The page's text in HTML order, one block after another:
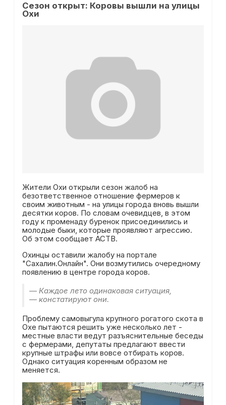
Сезон открыт: Коровы вышли на улицы
Охи
Жители Охи открыли сезон жалоб на
безответственное отношение фермеров к
своим животным - на улицы города вновь вышли
десятки коров. По словам очевидцев, в этом
году к променаду буренок присоединились и
молодые быки, которые проявляют агрессию.
Об этом сообщает АСТВ.
Охинцы оставили жалобу на портале
"Сахалин.Онлайн". Они возмутились очередному
появлению в центре города коров.
— Каждое лето одинаковая ситуация,
— констатируют они.
Проблему самовыгула крупного рогатого скота в
Охе пытаются решить уже несколько лет -
местные власти ведут разъяснительные беседы
с фермерами, депутаты предлагают ввести
крупные штрафы или вовсе отбирать коров.
Однако ситуация коренным образом не
меняется.